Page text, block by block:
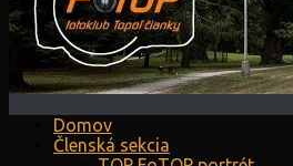
Domov
Členská sekcia